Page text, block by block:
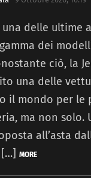
una delle ultime
dei
ciò, la
una delle
il mondo per le
ma non solo.
all’asta
MORE